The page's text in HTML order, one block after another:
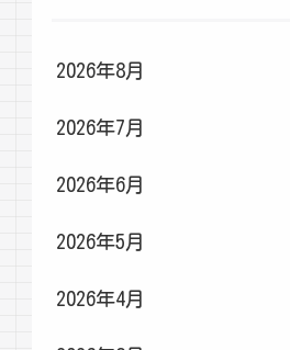
2026年8月
2026年7月
2026年6月
2026年5月
2026年4月